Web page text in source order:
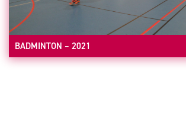
BADMINTON – 2021